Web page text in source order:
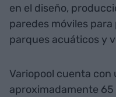
en el diseño,
paredes móviles para
parques acuáticos y
Variopool cuenta con
aproximadamente 65